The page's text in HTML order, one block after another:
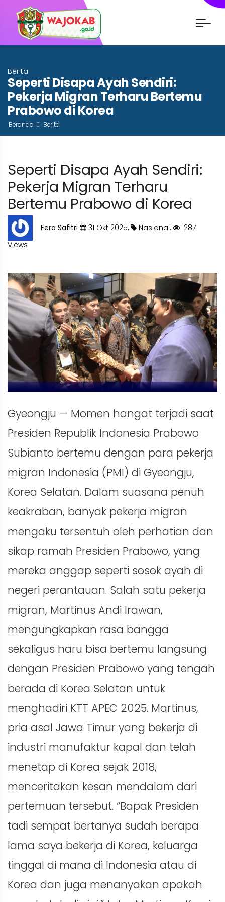
Berita
Seperti Disapa Ayah Sendiri:
Pekerja Migran Terharu Bertemu
Prabowo di Korea
Beranda Berita
Seperti Disapa Ayah Sendiri:
Pekerja Migran Terharu
Bertemu Prabowo di Korea
Fera Safitri 31 Okt 2025, Nasional,
1287
Views
Gyeongju — Momen hangat terjadi saat
Presiden Republik Indonesia Prabowo
Subianto bertemu dengan para pekerja
migran Indonesia (PMI) di Gyeongju,
Korea Selatan. Dalam suasana penuh
keakraban, banyak pekerja migran
mengaku tersentuh oleh perhatian dan
sikap ramah Presiden Prabowo, yang
mereka anggap seperti sosok ayah di
negeri perantauan. Salah satu pekerja
migran, Martinus Andi Irawan,
mengungkapkan rasa bangga
sekaligus haru bisa bertemu langsung
dengan Presiden Prabowo yang tengah
berada di Korea Selatan untuk
menghadiri KTT APEC 2025. Martinus,
pria asal Jawa Timur yang bekerja di
industri manufaktur kapal dan telah
menetap di Korea sejak 2018,
menceritakan kesan mendalam dari
pertemuan tersebut. “Bapak Presiden
tadi sempat bertanya sudah berapa
lama saya bekerja di Korea, keluarga
tinggal di mana di Indonesia atau di
Korea dan juga menanyakan apakah